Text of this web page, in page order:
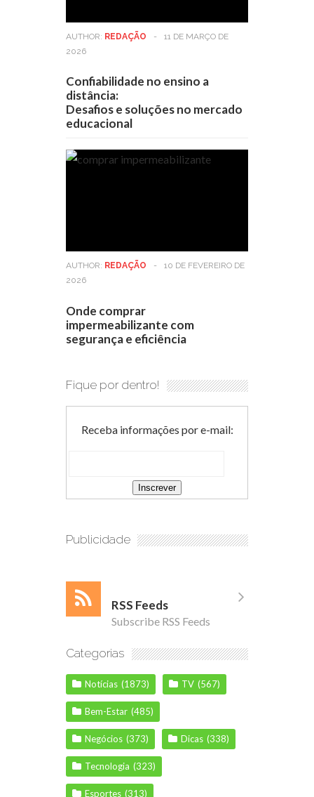
AUTHOR: REDAÇÃO -
11 DE MARÇO DE
2026
Confiabilidade no ensino a
distância:
Desafios e soluções no mercado
educacional
AUTHOR: REDAÇÃO -
10 DE FEVEREIRO DE
2026
Onde comprar
impermeabilizante com
segurança e eficiência
Fique por dentro!
Receba informações por e-mail:
Publicidade
RSS Feeds
Subscribe RSS Feeds
Categorias
Notícias (1873) TV (567)
Bem-Estar (485)
Negócios (373) Dicas (338)
Tecnologia (323)
Esportes (313)